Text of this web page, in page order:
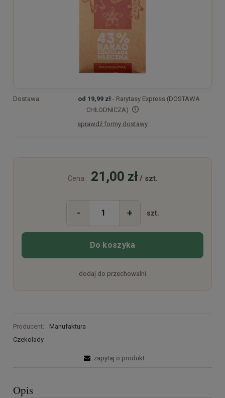
Dostawa: od 19,99 zł - Rarytasy Express (DOSTAWA
CHŁODNICZA)
Cena nie zawiera ewentualnych kosztów płatności
sprawdź formy dostawy
Cena: 21,00 zł/ szt.
- + szt.
Do koszyka
dodaj do przechowalni
Producent:
Manufaktura
Czekolady
zapytaj o produkt
Opis